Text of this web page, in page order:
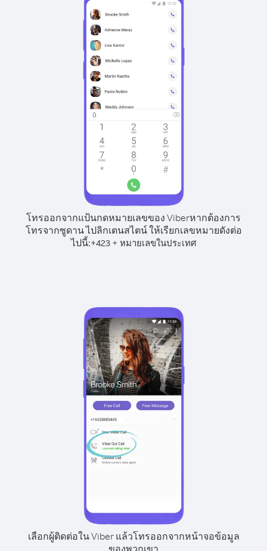
โทรออกจากแป้นกดหมายเลขของ Viberหากต้องการ
โทรจากซูดาน ไปลิกเตนสไตน์ ให้เรียกเลขหมายดังต่อ
ไปนี้:+423+ หมายเลขในประเทศ
เลือกผู้ติดต่อใน Viber แล้วโทรออกจากหน้าจอข้อมูล
ของพวกเขา